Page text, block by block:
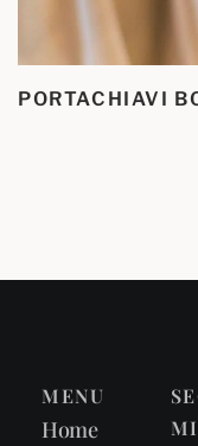
PORTACHIAVI
MENU
Home
MI